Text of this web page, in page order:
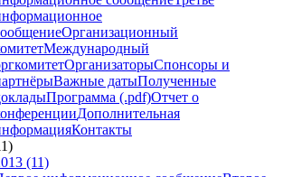
Организационный
Международный
ОрганизаторыСпонсоры и
Важные датыПолученные
Программа (.pdf)Отчет о
Дополнительная
Контакты
(11)